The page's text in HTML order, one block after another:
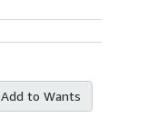
Add to Wants